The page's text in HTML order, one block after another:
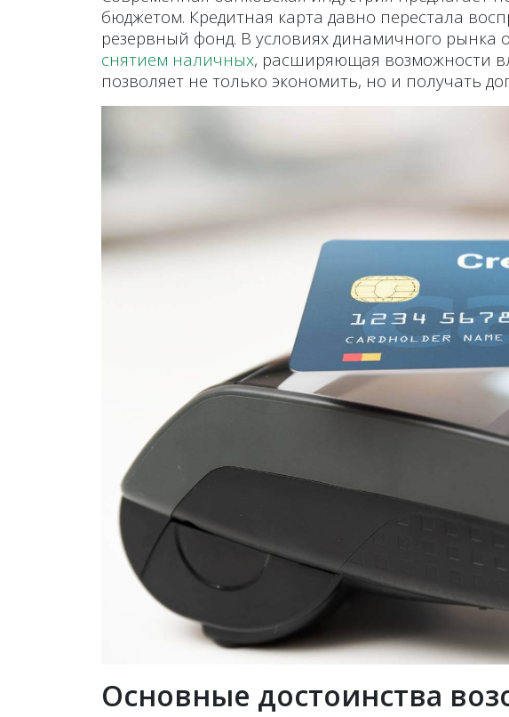
бюджетом. Кредитная карта давно перестала
резервный фонд. В условиях динамичного рынка
снятием наличных, расширяющая возможности
позволяет не только экономить, но и получать
Основные достоинства